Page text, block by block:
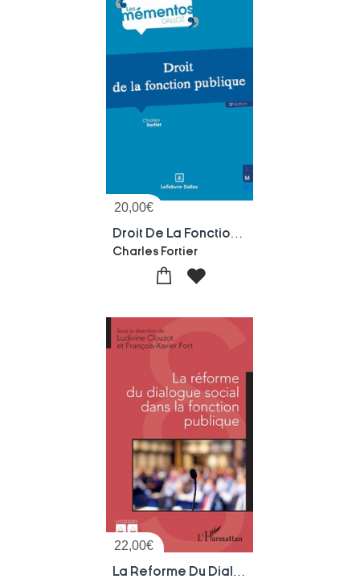
20,00€
Charles Fortier
22,00€